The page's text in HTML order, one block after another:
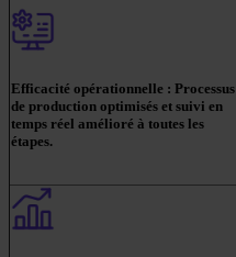
Efficacité opérationnelle : Processus
de production optimisés et suivi en
temps réel amélioré à toutes les
étapes.